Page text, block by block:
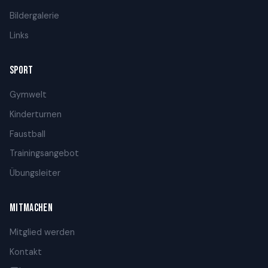
Bildergalerie
Links
SPORT
Gymwelt
Kinderturnen
Faustball
Trainingsangebot
Übungsleiter
MITMACHEN
Mitglied werden
Kontakt